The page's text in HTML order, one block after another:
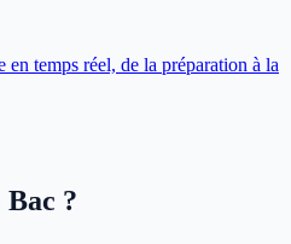
temps réel, de la préparation à la
?